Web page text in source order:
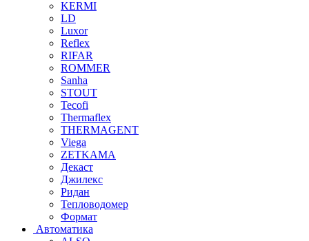
KERMI
LD
Luxor
Reflex
RIFAR
ROMMER
Sanha
STOUT
Tecofi
Thermaflex
THERMAGENT
Viega
ZETKAMA
Декаст
Джилекс
Ридан
Тепловодомер
Формат
Автоматика